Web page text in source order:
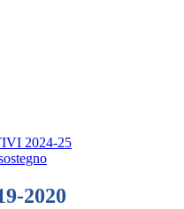
2024-25
2020